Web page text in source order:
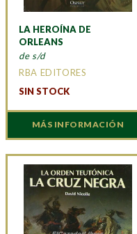
LA HEROÍNA DE
ORLEANS
de s/d
RBA EDITORES
SIN STOCK
MÁS INFORMACIÓN